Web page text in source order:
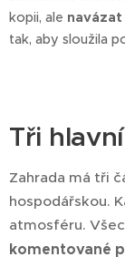
kopii, ale
tak, aby sloužila
Tři
Zahrada má tři
hospodářskou.
atmosféru.
komentované